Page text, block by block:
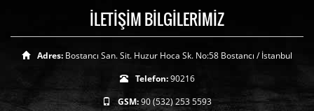
İLETİŞİM BİLGİLERİMİZ
Adres: Bostancı San. Sit. Huzur Hoca Sk. No:58 Bostancı / İstanbul
Telefon:90216
GSM:90 (532) 253 5593